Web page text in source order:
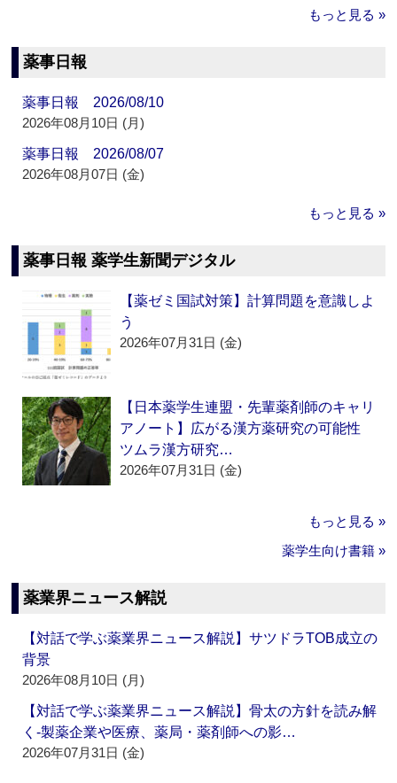
もっと見る »
薬事日報
薬事日報 2026/08/10
2026年08月10日 (月)
薬事日報 2026/08/07
2026年08月07日 (金)
もっと見る »
薬事日報 薬学生新聞デジタル
【薬ゼミ国試対策】計算問題を意識しよ
う
2026年07月31日 (金)
【日本薬学生連盟・先輩薬剤師のキャリ
アノート】広がる漢方薬研究の可能性
ツムラ漢方研究…
2026年07月31日 (金)
もっと見る »
薬学生向け書籍 »
薬業界ニュース解説
【対話で学ぶ薬業界ニュース解説】サツドラTOB成立の
背景
2026年08月10日 (月)
【対話で学ぶ薬業界ニュース解説】骨太の方針を読み解
く‐製薬企業や医療、薬局・薬剤師への影…
2026年07月31日 (金)